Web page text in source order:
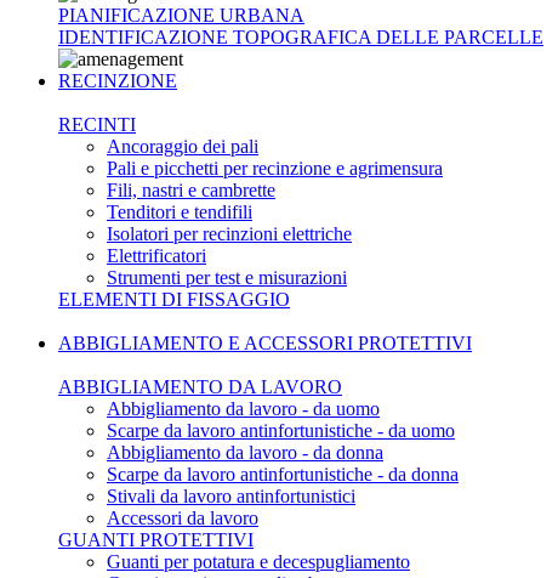
PIANIFICAZIONE URBANA
IDENTIFICAZIONE TOPOGRAFICA DELLE PARCELLE
RECINZIONE
RECINTI
Ancoraggio dei pali
Pali e picchetti per recinzione e agrimensura
Fili, nastri e cambrette
Tenditori e tendifili
Isolatori per recinzioni elettriche
Elettrificatori
Strumenti per test e misurazioni
ELEMENTI DI FISSAGGIO
ABBIGLIAMENTO E ACCESSORI PROTETTIVI
ABBIGLIAMENTO DA LAVORO
Abbigliamento da lavoro - da uomo
Scarpe da lavoro antinfortunistiche - da uomo
Abbigliamento da lavoro - da donna
Scarpe da lavoro antinfortunistiche - da donna
Stivali da lavoro antinfortunistici
Accessori da lavoro
GUANTI PROTETTIVI
Guanti per potatura e decespugliamento